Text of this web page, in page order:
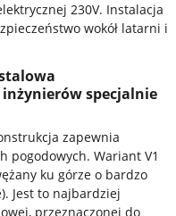
230V. Instalacja
wokół latarni i
specjalnie
zapewnia
pogodowych. Wariant V1
ku górze o bardzo
Jest to najbardziej
przeznaczonej do